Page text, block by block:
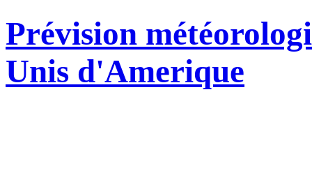
Prévision
Unis d'Amerique